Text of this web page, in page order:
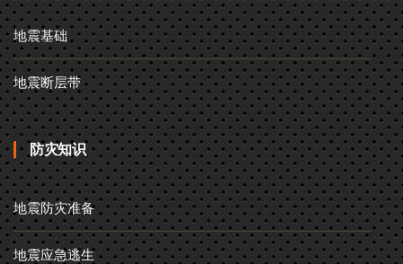
地震基础
地震断层带
防灾知识
地震防灾准备
地震应急逃生